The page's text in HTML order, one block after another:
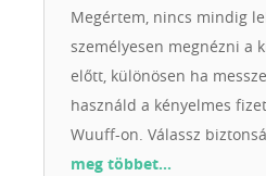
Megértem, nincs mindig
személyesen megnézni a
előtt, különösen ha
használd a kényelmes
Wuuff-on. Válassz
meg többet…